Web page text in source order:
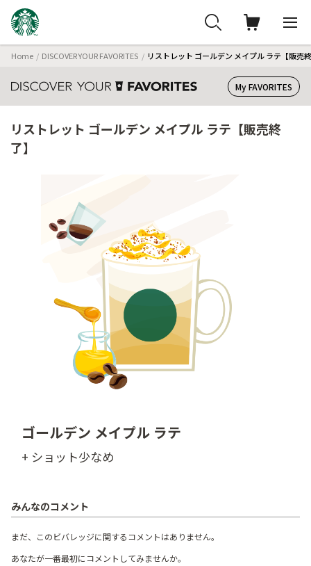
Home DISCOVER YOUR FAVORITES リストレット ゴールデン メイプル ラテ【販売
My FAVORITES
リストレット ゴールデン メイプル ラテ【販売終
了】
ゴールデン メイプル ラテ
+ ショット少なめ
みんなのコメント
まだ、このビバレッジに関するコメントはありません。
あなたが一番最初にコメントしてみませんか。